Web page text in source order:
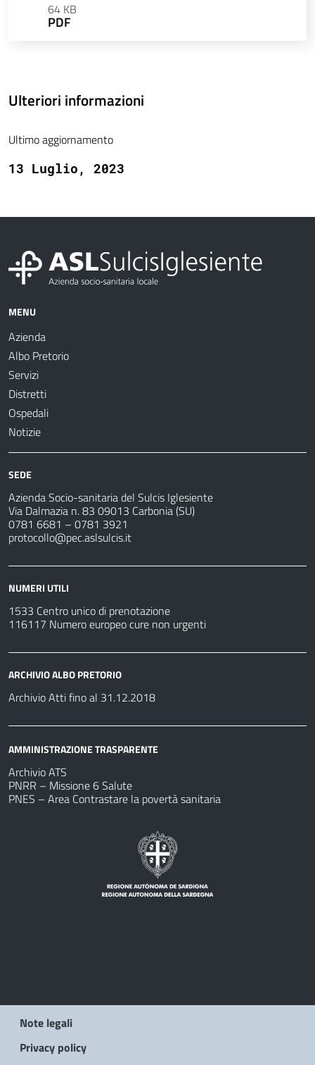
64 KB
PDF
Ulteriori informazioni
Ultimo aggiornamento
13 Luglio, 2023
MENU
Azienda
Albo Pretorio
Servizi
Distretti
Ospedali
Notizie
SEDE
Azienda Socio-sanitaria del Sulcis Iglesiente
Via Dalmazia n. 83 09013 Carbonia (SU)
0781 6681 – 0781 3921
protocollo@pec.aslsulcis.it
NUMERI UTILI
1533 Centro unico di prenotazione
116117 Numero europeo cure non urgenti
ARCHIVIO ALBO PRETORIO
Archivio Atti fino al 31.12.2018
AMMINISTRAZIONE TRASPARENTE
Archivio ATS
PNRR – Missione 6 Salute
PNES – Area Contrastare la povertà sanitaria
Note legali
Privacy policy